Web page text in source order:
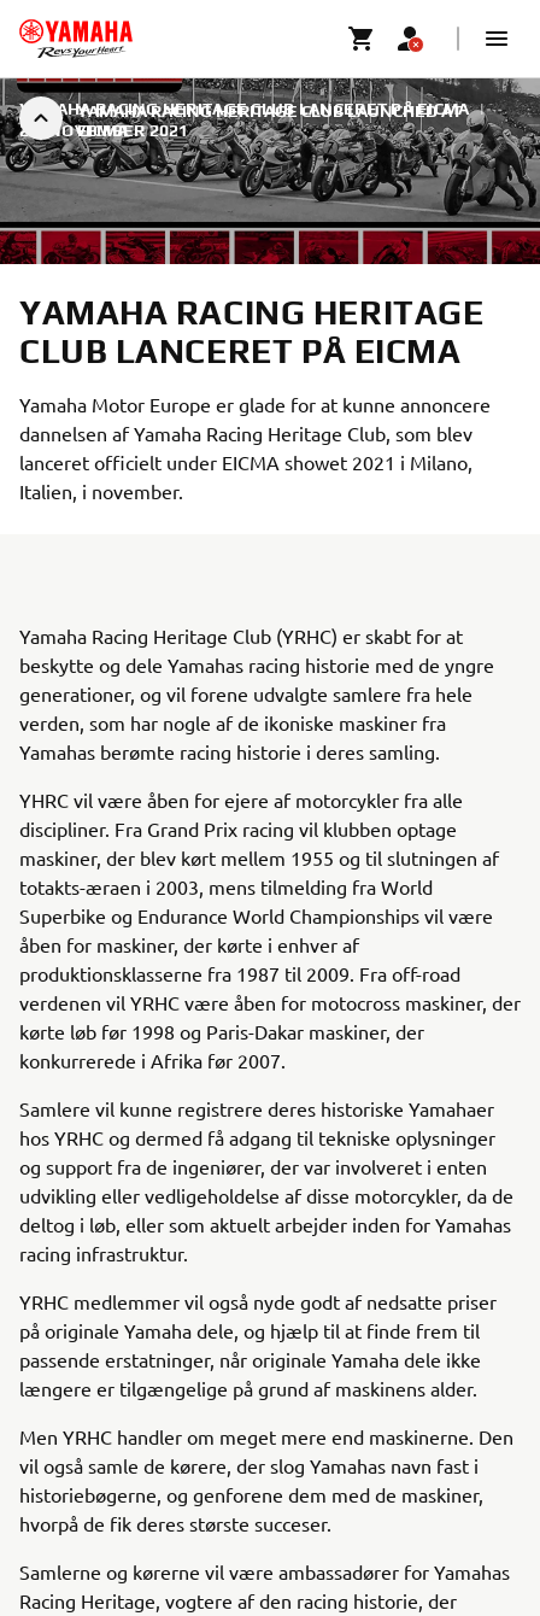
YAMAHA RACING HERITAGE CLUB LAUNCHED AT
EICMA
YAMAHA RACING HERITAGE CLUB LANCERET PÅ EICMA |
22. NOVEMBER 2021
YAMAHA RACING HERITAGE
CLUB LANCERET PÅ EICMA
Yamaha Motor Europe er glade for at kunne annoncere
dannelsen af Yamaha Racing Heritage Club, som blev
lanceret officielt under EICMA showet 2021 i Milano,
Italien, i november.
Yamaha Racing Heritage Club (YRHC) er skabt for at
beskytte og dele Yamahas racing historie med de yngre
generationer, og vil forene udvalgte samlere fra hele
verden, som har nogle af de ikoniske maskiner fra
Yamahas berømte racing historie i deres samling.
YHRC vil være åben for ejere af motorcykler fra alle
discipliner. Fra Grand Prix racing vil klubben optage
maskiner, der blev kørt mellem 1955 og til slutningen af
totakts-æraen i 2003, mens tilmelding fra World
Superbike og Endurance World Championships vil være
åben for maskiner, der kørte i enhver af
produktionsklasserne fra 1987 til 2009. Fra off-road
verdenen vil YRHC være åben for motocross maskiner, der
kørte løb før 1998 og Paris-Dakar maskiner, der
konkurrerede i Afrika før 2007.
Samlere vil kunne registrere deres historiske Yamahaer
hos YRHC og dermed få adgang til tekniske oplysninger
og support fra de ingeniører, der var involveret i enten
udvikling eller vedligeholdelse af disse motorcykler, da de
deltog i løb, eller som aktuelt arbejder inden for Yamahas
racing infrastruktur.
YRHC medlemmer vil også nyde godt af nedsatte priser
på originale Yamaha dele, og hjælp til at finde frem til
passende erstatninger, når originale Yamaha dele ikke
længere er tilgængelige på grund af maskinens alder.
Men YRHC handler om meget mere end maskinerne. Den
vil også samle de kørere, der slog Yamahas navn fast i
historiebøgerne, og genforene dem med de maskiner,
hvorpå de fik deres største succeser.
Samlerne og kørerne vil være ambassadører for Yamahas
Racing Heritage, vogtere af den racing historie, der